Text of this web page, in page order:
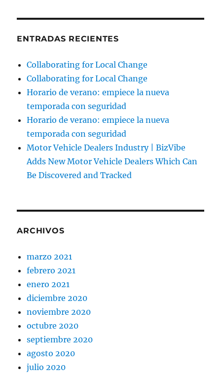
ENTRADAS RECIENTES
Collaborating for Local Change
Collaborating for Local Change
Horario de verano: empiece la nueva
temporada con seguridad
Horario de verano: empiece la nueva
temporada con seguridad
Motor Vehicle Dealers Industry | BizVibe
Adds New Motor Vehicle Dealers Which Can
Be Discovered and Tracked
ARCHIVOS
marzo 2021
febrero 2021
enero 2021
diciembre 2020
noviembre 2020
octubre 2020
septiembre 2020
agosto 2020
julio 2020